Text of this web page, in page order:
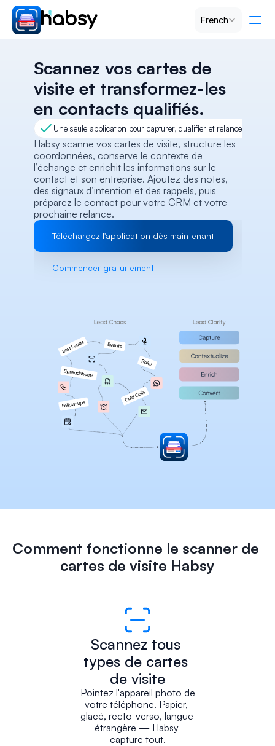
French
Design
Content
Publish
Scannez vos cartes de
visite et transformez-les
en contacts qualifiés.
Une seule application pour capturer, qualifier et relancer vos
Habsy scanne vos cartes de visite, structure les
coordonnées, conserve le contexte de
l’échange et enrichit les informations sur le
contact et son entreprise. Ajoutez des notes,
des signaux d’intention et des rappels, puis
préparez le contact pour votre CRM et votre
prochaine relance.
Téléchargez l'application dès maintenant
Commencer gratuitement
Comment fonctionne le scanner de
cartes de visite Habsy
Scannez tous
types de cartes
de visite
Pointez l'appareil photo de
votre téléphone. Papier,
glacé, recto-verso, langue
étrangère — Habsy
capture tout.